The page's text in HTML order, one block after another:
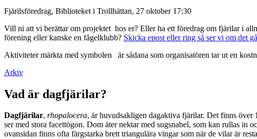
Fjärilsföredrag, Biblioteket i Trollhättan, 27 oktober 17:30
Vill ni att vi berättar om projektet hos er? Eller ha ett föredrag om fjärilar i
förening eller kanske en fågelklubb? Skicka epost eller ring så ser vi om det
Aktiviteter märkta med symbolen
är sådana som organisatören tar ut en
Arkiv
Vad är dagfjärilar?
Dagfjärilar, rhopalocera, är huvudsakligen dagaktiva fjärilar. Det finns över
ser med stora facettögon. Dom äter nektar med sugsnabel, som kan rullas in
ovansidan finns ofta färgstarka brett triangulära vingar som när de vilar är